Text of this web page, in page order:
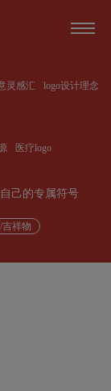
灵感汇
logo设计理念
医疗logo
己的专属符号
吉祥物